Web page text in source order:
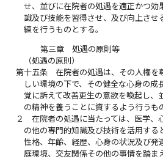
せ、並びに在院者の処遇を適正かつ効
識及び技能を習得させ、及び向上させ
練を行うものとする。
第三章 処遇の原則等
（処遇の原則）
第十五条
在院者の処遇は、その人権を
しい環境の下で、その健全な心身の成
覚に訴えて改善更生の意欲を喚起し、
の精神を養うことに資するよう行うも
２
在院者の処遇に当たっては、医学、
の他の専門的知識及び技術を活用する
性格、年齢、経歴、心身の状況及び発
庭環境、交友関係その他の事情を踏ま